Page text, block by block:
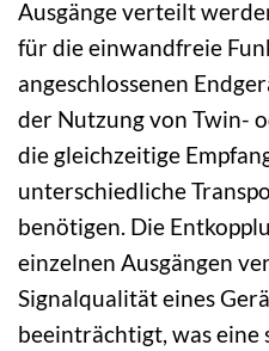
Ausgänge verteilt
für die einwandfreie
angeschlossenen
der Nutzung von Twin-
die gleichzeitige
unterschiedliche
benötigen. Die
einzelnen Ausgängen
Signalqualität eines
beeinträchtigt, was eine